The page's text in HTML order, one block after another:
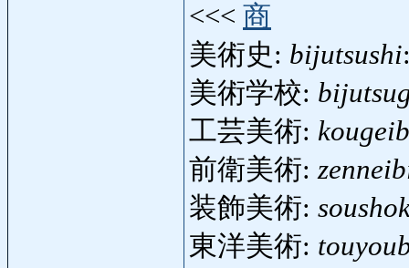
<<< 商
美術史: bijutsushi
美術学校:
工芸美術:
前衛美術:
装飾美術:
東洋美術: